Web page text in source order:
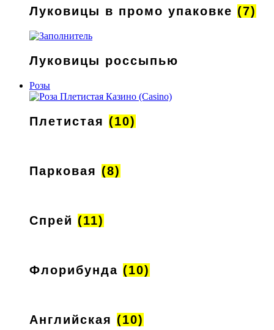
Луковицы в промо упаковке (7)
Луковицы россыпью
Розы
Плетистая (10)
Парковая (8)
Спрей (11)
Флорибунда (10)
Английская (10)